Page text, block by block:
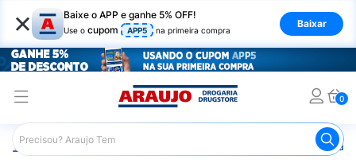
× Baixe o APP e ganhe 5% OFF!
Use o cupom APP5 na primeira compra
Baixar
0
Araujo Infantil